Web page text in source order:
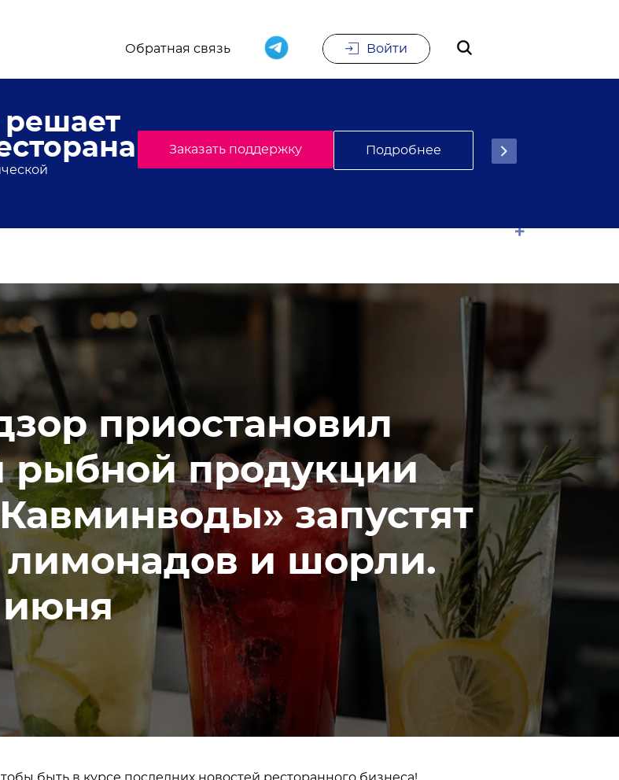
Обратная связь Войти
мира, свежие
приостановил
рыбной продукции
запустят
лимонадов и шорли.
июня